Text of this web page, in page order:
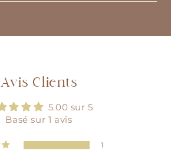
Avis Clients
5.00 sur 5
Basé sur 1 avis
1